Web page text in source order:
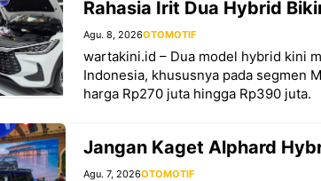
Rahasia Irit Dua Hybrid
Agu. 8, 2026OTOMOTIF
wartakini.id – Dua model hybrid kini
Indonesia, khususnya pada segmen
harga Rp270 juta hingga Rp390 juta.
Jangan Kaget Alphard
Agu. 7, 2026OTOMOTIF